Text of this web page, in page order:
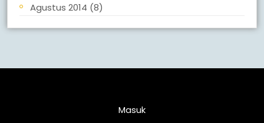
Agustus 2014 (8)
Masuk